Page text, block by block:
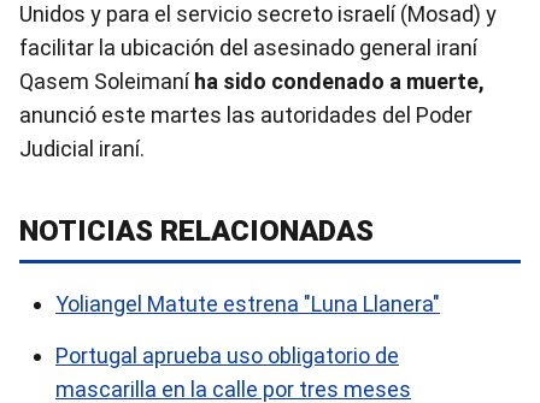
Unidos y para el servicio secreto israelí (Mosad) y
facilitar la ubicación del asesinado general iraní
Qasem Soleimaní ha sido condenado a muerte,
anunció este martes las autoridades del Poder
Judicial iraní.
NOTICIAS RELACIONADAS
Yoliangel Matute estrena "Luna Llanera"
Portugal aprueba uso obligatorio de
mascarilla en la calle por tres meses